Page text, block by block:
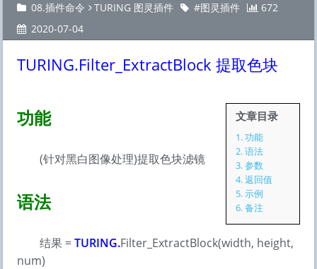
08.插件命令 TURING 图灵插件
图灵插件
2020-07-04
672
TURING.Filter_ExtractBlock 提取色块
文章目录
1.功能
2.语法
3.参数
4.返回值
5.示例
6.备注
功能
(针对黑白图像处理)提取色块滤镜
语法
结果 =TURING.Filter_ExtractBlock(width, height,
num)